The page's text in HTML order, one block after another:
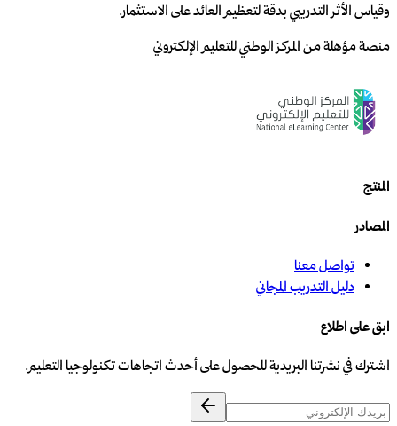
وقياس الأثر التدريبي بدقة لتعظيم العائد على الاستثمار.
منصة مؤهلة من المركز الوطني للتعليم الإلكتروني
المنتج
المصادر
تواصل معنا
دليل التدريب المجاني
ابق على اطلاع
اشترك في نشرتنا البريدية للحصول على أحدث اتجاهات تكنولوجيا التعليم.